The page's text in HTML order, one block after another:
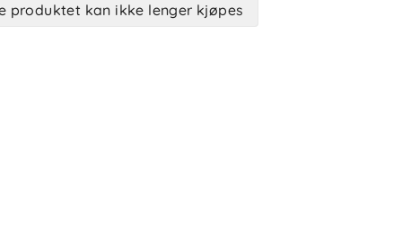
produktet kan ikke lenger kjøpes